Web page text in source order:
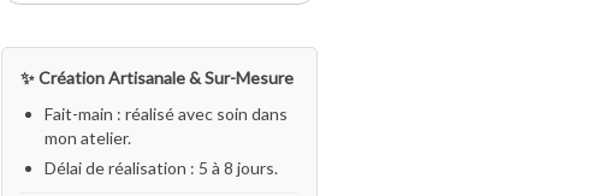
✨ Création Artisanale & Sur-Mesure
Fait-main : réalisé avec soin dans
mon atelier.
Délai de réalisation : 5 à 8 jours.